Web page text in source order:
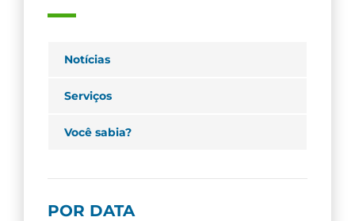
Notícias
Serviços
Você sabia?
POR DATA